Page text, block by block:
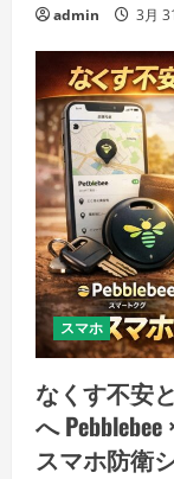
admin 3月
スマホ
なくす不安
へ
スマホ防衛